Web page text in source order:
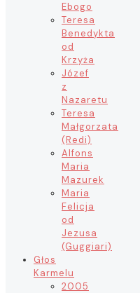
Ebogo
Teresa
Benedykta
od
Krzyża
Józef
z
Nazaretu
Teresa
Małgorzata
(Redi)
Alfons
Maria
Mazurek
Maria
Felicja
od
Jezusa
(Guggiari)
Głos
Karmelu
2005